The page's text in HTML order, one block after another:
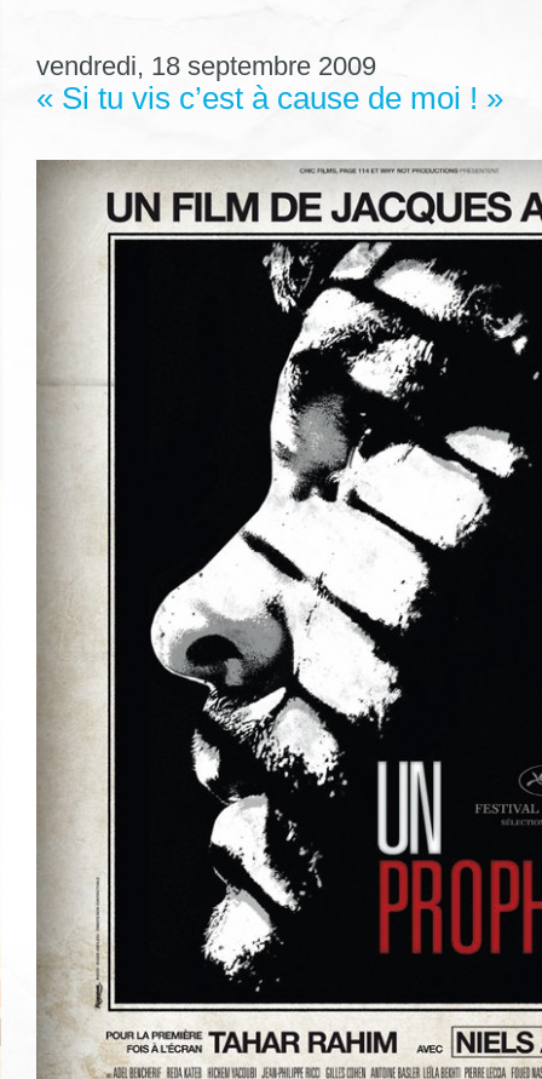
vendredi, 18 septembre 2009
« Si tu vis c’est à cause de moi ! »